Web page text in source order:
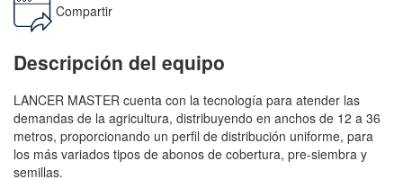
Compartir
Descripción del equipo
LANCER MASTER cuenta con la tecnología para atender las
demandas de la agricultura, distribuyendo en anchos de 12 a 36
metros, proporcionando un perfil de distribución uniforme, para
los más variados tipos de abonos de cobertura, pre-siembra y
semillas.